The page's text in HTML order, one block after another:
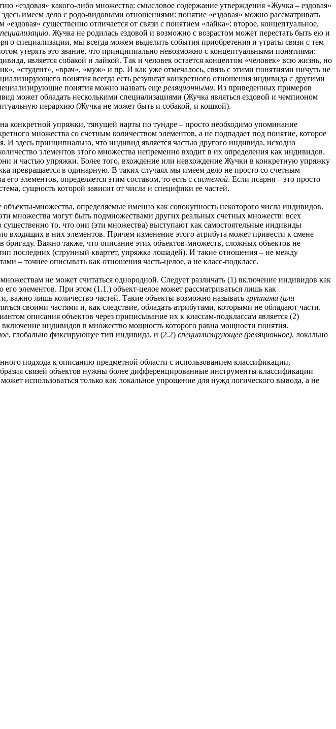
«ездовая» какого-либо множества: смысловое содержание утверждения «Жучка – ездовая»
имеем дело с родо-видовыми отношениями: понятие «ездовая» можно рассматривать
существенно отличается от связи с понятием «лайка»: второе, концептуальное,
. Жучка не родилась ездовой и возможно с возрастом может перестать быть ею и
о специализации, мы всегда можем выделить события приобретения и утраты связи с тем
утерять это звание, что принципиально невозможно с концептуальными понятиями:
является собакой и лайкой. Так и человек остается концептом «человек» всю жизнь, но
«студент», «врач», «муж» и пр. И как уже отмечалось, связь с этими понятиями ничуть не
понятия всегда есть результат конкретного отношения индивида с другими
понятия можно назвать еще реляционными. Из приведенных примеров
может обладать несколькими специализациями (Жучка являться ездовой и чемпионом
иерархию (Жучка не может быть и собакой, и кошкой).
конкретной упряжки, тянущей нарты по тундре – просто необходимо упоминание
множества со счетным количеством элементов, а не подпадает под понятие, которое
здесь принципиально, что индивид является частью другого индивида, исходно
элементов этого множества непременно входит в их определения как индивидов.
и частью упряжки. Более того, вхождение или невхождение Жучки в конкретную упряжку
превращается в одинарную. В таких случаях мы имеем дело не просто со счетным
элементов, определяется этим составом, то есть с системой. Если псарня – это просто
сущность которой зависит от числа и специфики ее частей.
множества, определяемые именно как совокупность некоторого числа индивидов.
множества могут быть подмножествами других реальных счетных множеств: всех
то, что они (эти множества) выступают как самостоятельные индивиды
входящих в них элементов. Причем изменение этого атрибута может привести к смене
бригаду. Важно также, что описание этих объектов-множеств, сложных объектов не
последних (струнный квартет, упряжка лошадей). И такие отношения – не между
точнее описывать как отношения часть-целое, а не класс-подкласс.
не может считаться однородной. Следует различать (1) включение индивидов как
элементов. При этом (1.1.) объект-целое может рассматриваться лишь как
важно лишь количество частей. Такие объекты возможно называть группами (или
своими частями и, как следствие, обладать атрибутами, которыми не обладают части.
описания объектов через приписывание их к классам-подклассам является (2)
индивидов в множество мощность которого равна мощности понятия.
, глобально фиксирующее тип индивида, и (2.2) специализирующее (реляционное), локально
подхода к описанию предметной области с использованием классификации,
связей объектов нужны более дифференцированные инструменты классификации
использоваться только как локальное упрощение для нужд логического вывода, а не